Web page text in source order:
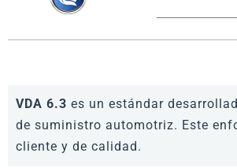
VDA 6.3 es un estándar
de suministro automotriz. Este
cliente y de calidad.